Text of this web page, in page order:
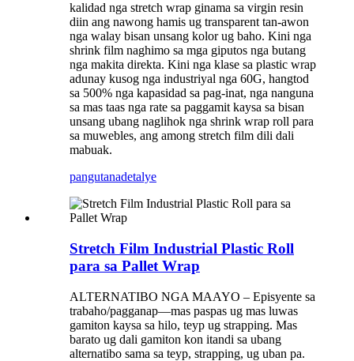
kalidad nga stretch wrap ginama sa virgin resin
diin ang nawong hamis ug transparent tan-awon
nga walay bisan unsang kolor ug baho. Kini nga
shrink film naghimo sa mga giputos nga butang
nga makita direkta. Kini nga klase sa plastic wrap
adunay kusog nga industriyal nga 60G, hangtod
sa 500% nga kapasidad sa pag-inat, nga nanguna
sa mas taas nga rate sa paggamit kaysa sa bisan
unsang ubang naglihok nga shrink wrap roll para
sa muwebles, ang among stretch film dili dali
mabuak.
pangutanadetalye
Stretch Film Industrial Plastic Roll
para sa Pallet Wrap
ALTERNATIBO NGA MAAYO – Episyente sa
trabaho/pagganap—mas paspas ug mas luwas
gamiton kaysa sa hilo, teyp ug strapping. Mas
barato ug dali gamiton kon itandi sa ubang
alternatibo sama sa teyp, strapping, ug uban pa.